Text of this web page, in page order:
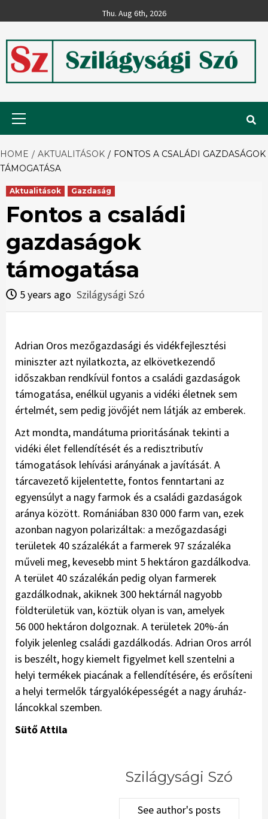
to
Thu. Aug 6th, 2026
Szilágysági
Szó
HOME AKTUALITÁSOK
FONTOS A CSALÁDI GAZDASÁGOK
TÁMOGATÁSA
Aktualitások Gazdaság
Fontos a családi
gazdaságok
támogatása
5 years ago Szilágysági Szó
Adrian Oros mezőgazdasági és vidékfejlesztési
miniszter azt nyilatkozta, az elkövetkezendő
időszakban rendkívül fontos a családi gazdaságok
támogatása, enélkül ugyanis a vidéki életnek sem
értelmét, sem pedig jövőjét nem látják az emberek.
Azt mondta, mandátuma prioritásának tekinti a
vidéki élet fellendítését és a redisztributív
támogatások lehívási arányának a javítását. A
tárcavezető kijelentette, fontos fenntartani az
egyensúlyt a nagy farmok és a családi gazdaságok
aránya között. Romániában 830 000 farm van, ezek
azonban nagyon pola­rizáltak: a mezőgazdasági
területek 40 százalékát a farmerek 97 százaléka
műveli meg, kevesebb mint 5 hektáron gazdálkodva.
A terület 40 százalékán pedig olyan far­merek
gazdálkodnak, akiknek 300 hektárnál nagyobb
földterületük van, köztük olyan is van, ame­lyek
56 000 hektáron dolgoznak. A területek 20%-án
folyik jelenleg családi gazdálkodás. Adrian Oros arról
is beszélt, hogy kiemelt figyelmet kell szentelni a
helyi termékek piacának a fellendítésére, és erősíteni
a helyi termelők tár­gyalóképességét a nagy áruház­
láncokkal szemben.
Sütő Attila
Szilágysági Szó
See author's posts